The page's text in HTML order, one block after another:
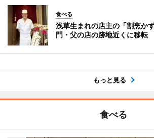
食べる
浅草生まれの店主の「割烹か
門・父の店の跡地近くに移転
もっと見る
食べる